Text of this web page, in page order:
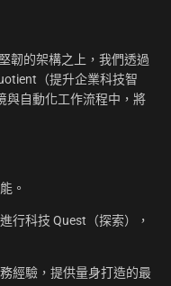
韌的架構之上，我們透過
（提升企業科技智
與自動化工作流程中，將
。
行科技 Quest（探索），
經驗，提供量身打造的最